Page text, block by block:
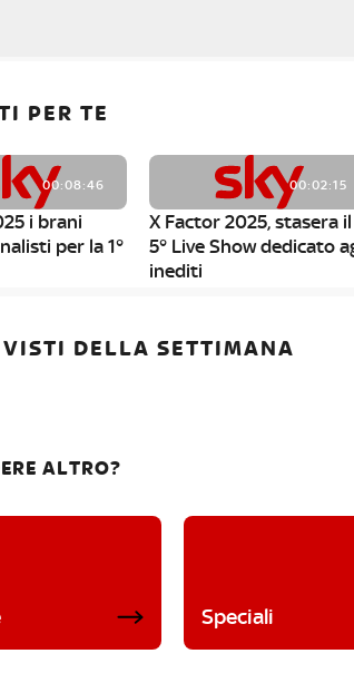
PER TE
00:08:46
i brani
per la 1°
00:02:15
X Factor 2025, stasera il
5° Live Show dedicato
inediti
DELLA SETTIMANA
ALTRO?
Speciali